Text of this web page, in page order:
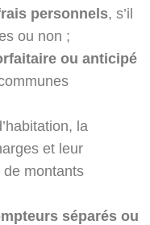
personnels, s’il
ou non ;
ou anticipé
la
et leur
de montants
séparés ou